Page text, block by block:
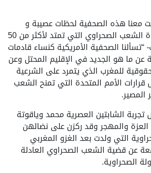
معنا هذه الصحفية لحظات عصيبة و
ذاقت جزء من معاناة الشعب الصحراوي التي تمتد لأكثر من 50
الصحفية الأمريكية كنساء قادمات
عن ما هو الجديد في الإقليم المحتل وعن
للمغرب الذي يتمرد على الشرعية
قرارات الأمم المتحدة التي تمنح الشعب
المصير.
الشابتين العصرية محمد وياقوتة
العزة والمهجر وقد ركزن على نضالهن
التي ولدت بعد الغزو المغربي
عن قضية الشعب الصحراوي العادلة
الصحراوية.